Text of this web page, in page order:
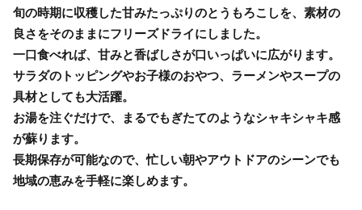
旬の時期に収穫した甘みたっぷりのとうもろこしを、素材の
良さをそのままにフリーズドライにしました。
一口食べれば、甘みと香ばしさが口いっぱいに広がります。
サラダのトッピングやお子様のおやつ、ラーメンやスープの
具材としても大活躍。
お湯を注ぐだけで、まるでもぎたてのようなシャキシャキ感
が蘇ります。
長期保存が可能なので、忙しい朝やアウトドアのシーンでも
地域の恵みを手軽に楽しめます。